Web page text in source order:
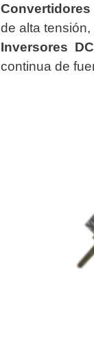
Convertidores
de alta
Inversores
continua de